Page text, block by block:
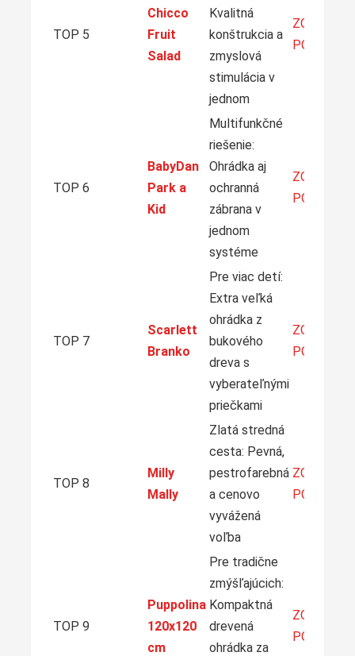
TOP 5
Chicco
Fruit
Salad
Kvalitná
konštrukcia a
zmyslová
stimulácia v
jednom
ZOBRAZIŤ
PONUKU
TOP 6
BabyDan
Park a
Kid
Multifunkčné
riešenie:
Ohrádka aj
ochranná
zábrana v
jednom
systéme
ZOBRAZIŤ
PONUKU
TOP 7
Scarlett
Branko
Pre viac detí:
Extra veľká
ohrádka z
bukového
dreva s
vyberateľnými
priečkami
ZOBRAZIŤ
PONUKU
TOP 8
Milly
Mally
Zlatá stredná
cesta: Pevná,
pestrofarebná
a cenovo
vyvážená
voľba
ZOBRAZIŤ
PONUKU
TOP 9
Puppolina
120x120
cm
Pre tradične
zmýšľajúcich:
Kompaktná
drevená
ohrádka za
ZOBRAZIŤ
PONUKU